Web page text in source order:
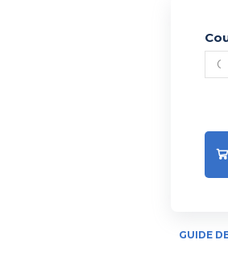
GUIDE